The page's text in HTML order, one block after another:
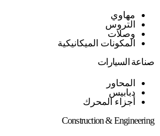
مهاوي
التروس
وصلات
المكونات الميكانيكية
صناعة السيارات
المحاور
دبابيس
أجزاء المحرك
Construction & Engineering